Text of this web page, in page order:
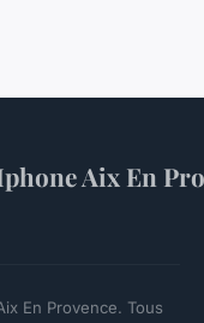
Aix En
En Provence. Tous